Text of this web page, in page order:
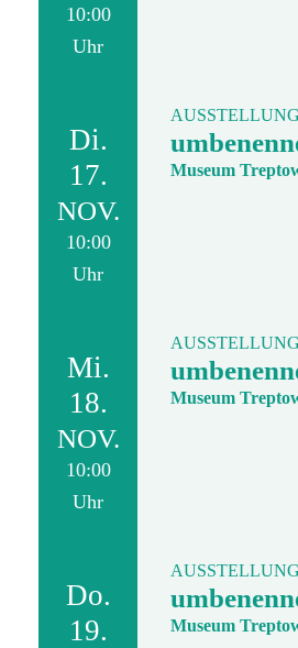
10:00
Uhr
Di.
17.
NOV.
10:00
Uhr
AUSSTELLUNG
Museum
Mi.
18.
NOV.
10:00
Uhr
AUSSTELLUNG
Museum
Do.
19.
AUSSTELLUNG
Museum